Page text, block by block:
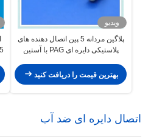
ویدیو
پلاگین مردانه 5 پین اتصال دهنده های
پلاستیکی دایره ای PAG با آستین
بهترین قیمت را دریافت کنید
اتصال دایره ای ضد آب